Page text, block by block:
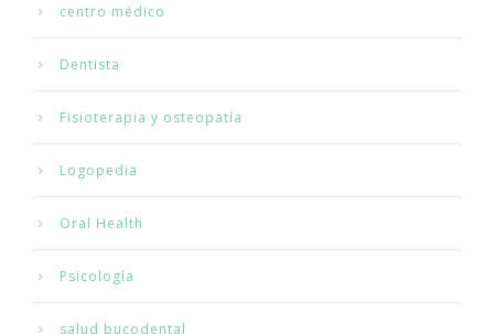
centro médico
Dentista
Fisioterapia y osteopatía
Logopedia
Oral Health
Psicología
salud bucodental